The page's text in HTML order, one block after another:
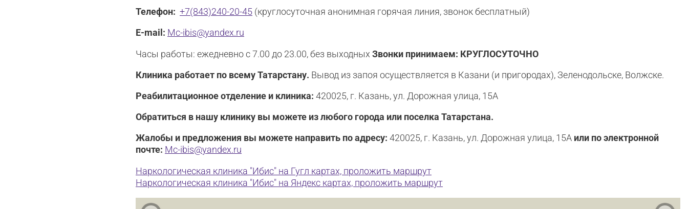
Телефон: +7(843)240-20-45 (круглосуточная анонимная горячая линия, звонок бесплатный)
E-mail: Mc-ibis@yandex.ru
Часы работы: ежедневно с 7.00 до 23.00, без выходных Звонки принимаем: КРУГЛОСУТОЧНО
Клиника работает по всему Татарстану. Вывод из запоя осуществляется в Казани (и пригородах), Зеленодольске, Волжске.
Реабилитационное отделение и клиника: 420025, г. Казань, ул. Дорожная улица, 15А
Обратиться в нашу клинику вы можете из любого города или поселка Татарстана.
Жалобы и предложения вы можете направить по адресу: 420025, г. Казань, ул. Дорожная улица, 15А или по электронной
почте: Mc-ibis@yandex.ru
Наркологическая клиника "Ибис" на Гугл картах, проложить маршрут
Наркологическая клиника "Ибис" на Яндекс картах, проложить маршрут